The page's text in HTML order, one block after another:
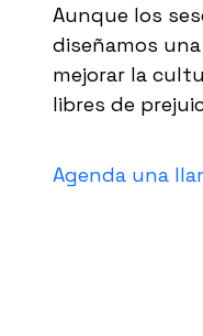
Aunque los
diseñamos
mejorar la
libres de
Agenda una